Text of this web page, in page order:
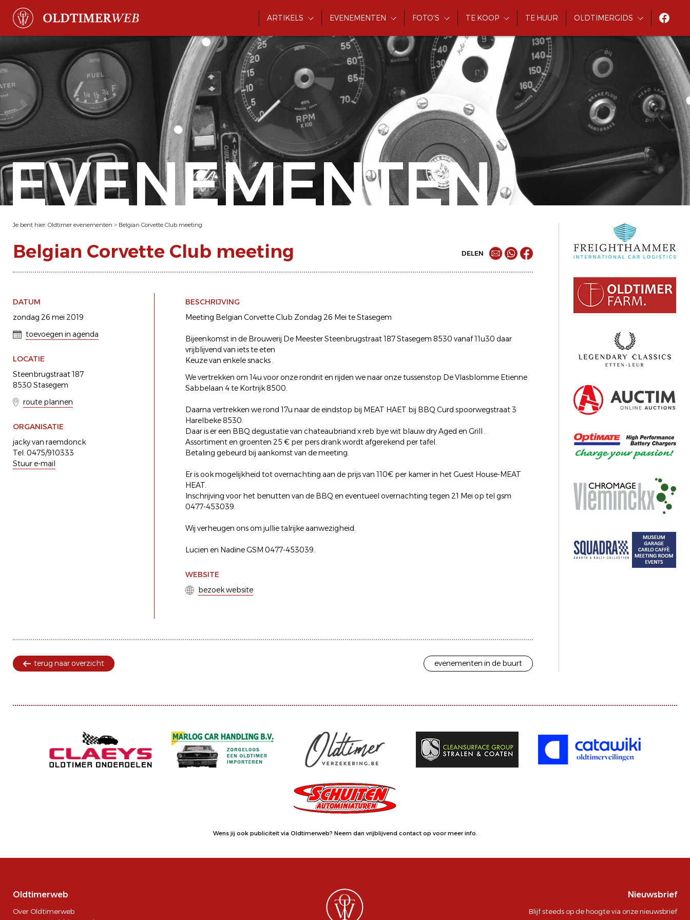
ARTIKELS EVENEMENTEN FOTO'S TE KOOP TE HUUR OLDTIMERGIDS
EVENEMENTEN
Je bent hier: Oldtimer evenementen > Belgian Corvette Club meeting
Belgian Corvette Club meeting DELEN
DATUM
zondag 26 mei 2019
toevoegen in agenda
LOCATIE
Steenbrugstraat 187
8530 Stasegem
route plannen
ORGANISATIE
jacky van raemdonck
Tel. 0475/910333
Stuur e-mail
BESCHRIJVING
Meeting Belgian Corvette Club Zondag 26 Mei te Stasegem
Bijeenkomst in de Brouwerij De Meester Steenbrugstraat 187 Stasegem 8530 vanaf 11u30 daar
vrijblijvend van iets te eten
Keuze van enkele snacks .
We vertrekken om 14u voor onze rondrit en rijden we naar onze tussenstop De Vlasblomme Etienne
Sabbelaan 4 te Kortrijk 8500.
Daarna vertrekken we rond 17u naar de eindstop bij MEAT HAET bij BBQ Curd spoorwegstraat 3
Harelbeke 8530.
Daar is er een BBQ degustatie van chateaubriand x reb bye wit blauw dry Aged en Grill .
Assortiment en groenten 25 € per pers drank wordt afgerekend per tafel.
Betaling gebeurd bij aankomst van de meeting.
Er is ook mogelijkheid tot overnachting aan de prijs van 110€ per kamer in het Guest House-MEAT
HEAT.
Inschrijving voor het benutten van de BBQ en eventueel overnachting tegen 21 Mei op tel gsm
0477-453039.
Wij verheugen ons om jullie talrijke aanwezigheid.
Lucien en Nadine GSM 0477-453039.
WEBSITE
bezoek website
terug naar overzicht evenementen in de buurt
Wens jij ook publiciteit via Oldtimerweb? Neem dan vrijblijvend contact op voor meer info.
Oldtimerweb
Over Oldtimerweb
Nieuwsbrief
Blijf steeds op de hoogte via onze nieuwsbrief